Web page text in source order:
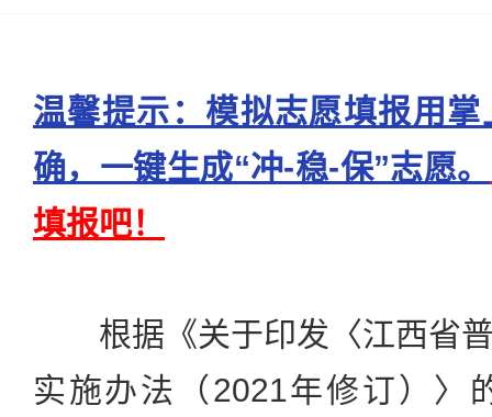
温馨提示：模拟志愿填报用
确，一键生成“冲-稳-保”志愿。
填报吧！
根据《关于印发〈江西省普
实施办法（2021年修订）〉